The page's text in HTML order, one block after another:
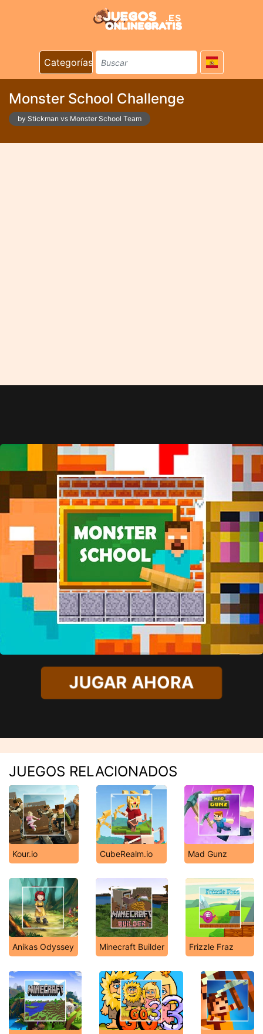
Categorías
Monster School Challenge
by Stickman vs Monster School Team
JUGAR AHORA
JUEGOS RELACIONADOS
Kour.io CubeRealm.io Mad Gunz
Anikas Odyssey Minecraft Builder Frizzle Fraz